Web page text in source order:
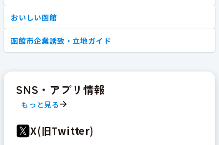
おいしい函館
函館市企業誘致・立地ガイド
SNS・アプリ情報
もっと見る
X(旧Twitter)